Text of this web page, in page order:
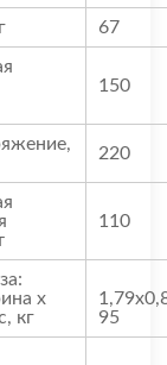
67
150
220
110
х
кг
95